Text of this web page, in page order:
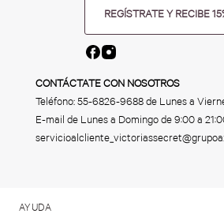
REGÍSTRATE Y RECIBE
CONTÁCTATE CON NOSOTROS
Teléfono:55-6826-9688de Lunes a
E-mail de Lunes a Domingo de 9:00 a
AYUDA